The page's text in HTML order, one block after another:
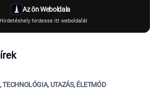
Az ön Weboldala
hirdesse itt weboldalát
TECHNOLÓGIA, UTAZÁS, ÉLETMÓD